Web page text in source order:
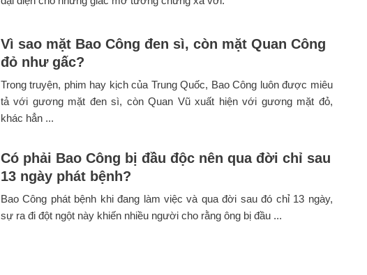
Vì sao mặt Bao Công đen sì, còn mặt Quan Công
đỏ như gấc?
Trong truyện, phim hay kịch của Trung Quốc, Bao Công luôn được miêu
tả với gương mặt đen sì, còn Quan Vũ xuất hiện với gương mặt đỏ,
khác hẳn ...
Có phải Bao Công bị đầu độc nên qua đời chỉ sau
13 ngày phát bệnh?
Bao Công phát bệnh khi đang làm việc và qua đời sau đó chỉ 13 ngày,
sự ra đi đột ngột này khiến nhiều người cho rằng ông bị đầu ...